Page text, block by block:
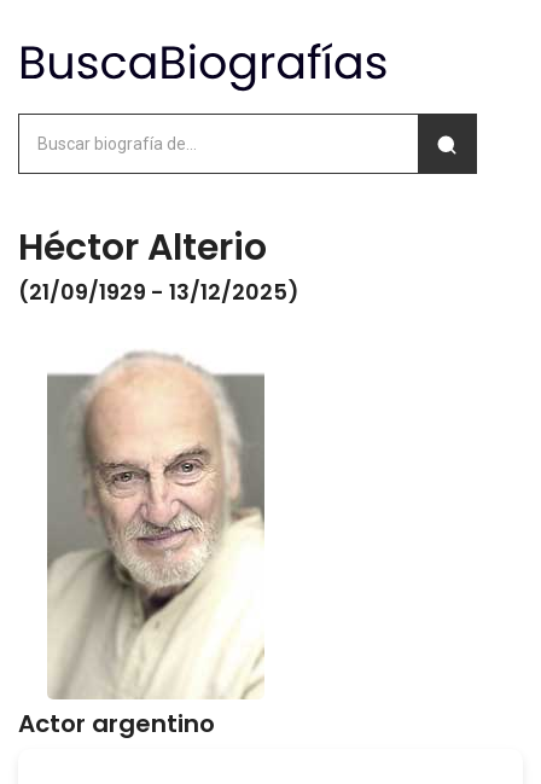
Héctor Alterio
(21/09/1929 - 13/12/2025)
Actor argentino